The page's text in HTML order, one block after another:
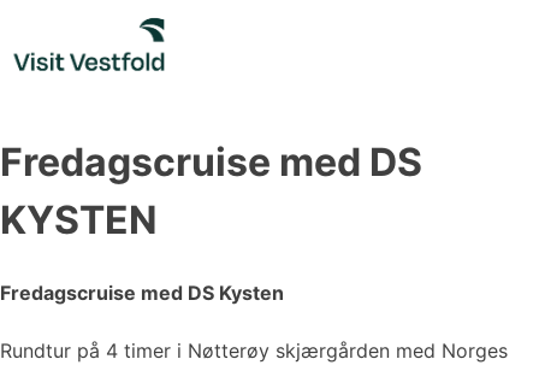
content
Fredagscruise med DS
KYSTEN
Fredagscruise med DS Kysten
Rundtur på 4 timer i Nøtterøy skjærgården med Norges